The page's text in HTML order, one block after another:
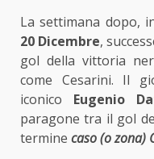
La settimana dopo,
20 Dicembre,
gol della vittoria
come Cesarini. Il
iconico Eugenio
paragone tra il gol
termine caso (o zona)